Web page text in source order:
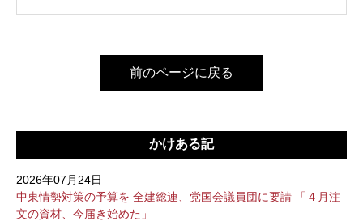
前のページに戻る
かけある記
2026年07月24日
中東情勢対策の予算を 全建総連、党国会議員団に要請 「４月注
文の資材、今届き始めた」